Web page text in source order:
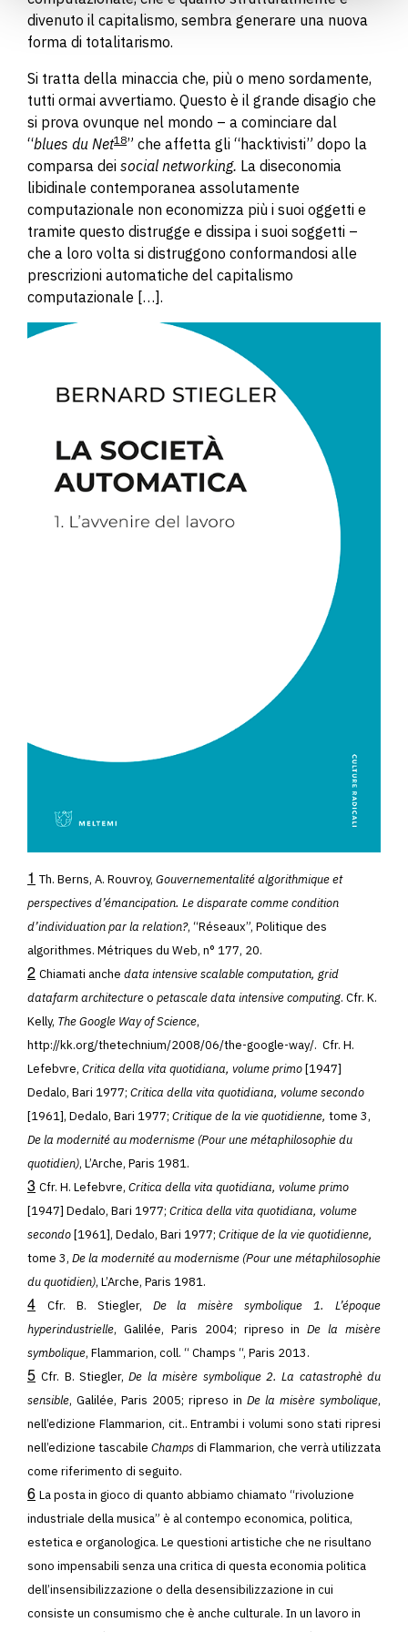
divenuto il capitalismo, sembra generare una nuova
forma di totalitarismo.
Si tratta della minaccia che, più o meno sordamente,
tutti ormai avvertiamo. Questo è il grande disagio che
si prova ovunque nel mondo – a cominciare dal
“blues du Net18” che affetta gli “hacktivisti” dopo la
comparsa dei social networking. La diseconomia
libidinale contemporanea assolutamente
computazionale non economizza più i suoi oggetti e
tramite questo distrugge e dissipa i suoi soggetti –
che a loro volta si distruggono conformandosi alle
prescrizioni automatiche del capitalismo
computazionale […].
1 Th. Berns, A. Rouvroy, Gouvernementalité algorithmique et
perspectives d’émancipation. Le disparate comme condition
d’individuation par la relation?, “Réseaux”, Politique des
algorithmes. Métriques du Web, n° 177, 20.
2 Chiamati anche data intensive scalable computation, grid
datafarm architectureo petascale data intensive computing. Cfr. K.
Kelly, The Google Way of Science,
http://kk.org/thetechnium/2008/06/the-google-way/. Cfr. H.
Lefebvre, Critica della vita quotidiana, volume primo[1947]
Dedalo, Bari 1977; Critica della vita quotidiana, volume secondo
[1961], Dedalo, Bari 1977; Critique de la vie quotidienne, tome 3,
De la modernité au modernisme (Pour une métaphilosophie du
quotidien), L’Arche, Paris 1981.
3 Cfr. H. Lefebvre, Critica della vita quotidiana, volume primo
[1947] Dedalo, Bari 1977; Critica della vita quotidiana, volume
secondo[1961], Dedalo, Bari 1977; Critique de la vie quotidienne,
tome 3, De la modernité au modernisme (Pour une métaphilosophie
du quotidien), L’Arche, Paris 1981.
4 Cfr. B. Stiegler, De la misère symbolique 1. L’époque
hyperindustrielle, Galilée, Paris 2004; ripreso inDe la misère
symbolique, Flammarion, coll. “ Champs “, Paris 2013.
5 Cfr. B. Stiegler,De la misère symbolique 2. La catastrophè du
sensible, Galilée, Paris 2005; ripreso in De la misère symbolique,
nell’edizione Flammarion, cit.. Entrambi i volumi sono stati ripresi
nell’edizione tascabile Champsdi Flammarion, che verrà utilizzata
come riferimento di seguito.
6 La posta in gioco di quanto abbiamo chiamato “rivoluzione
industriale della musica” è al contempo economica, politica,
estetica e organologica. Le questioni artistiche che ne risultano
sono impensabili senza una critica di questa economia politica
dell’insensibilizzazione o della desensibilizzazione in cui
consiste un consumismo che è anche culturale. In un lavoro in